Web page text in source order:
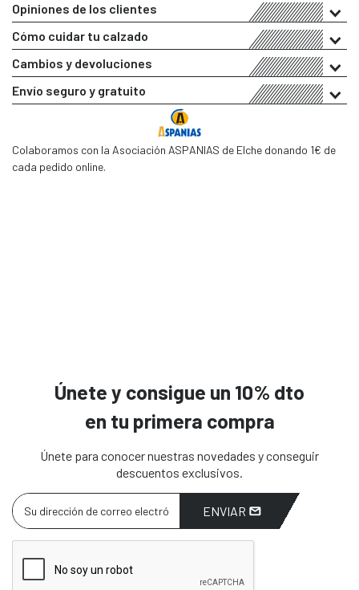
Opiniones de los clientes
Cómo cuidar tu calzado
Cambios y devoluciones
Envío seguro y gratuito
Colaboramos con la Asociación ASPANIAS de Elche donando 1€ de
cada pedido online.
Únete y consigue un 10% dto
en tu primera compra
Únete para conocer nuestras novedades y conseguir
descuentos exclusivos.
ENVIAR